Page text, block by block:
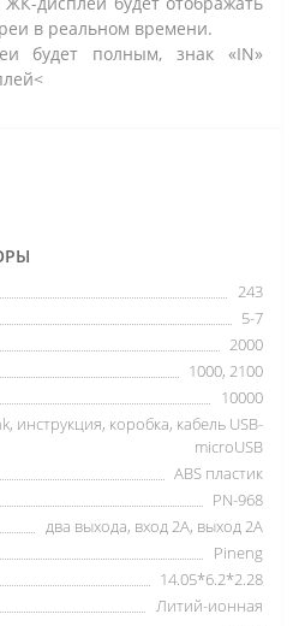
в реальном времени.
будет полным, знак «IN»
243
5-7
2000
1000, 2100
10000
инструкция, коробка, кабель USB-
microUSB
ABS пластик
PN-968
два выхода, вход 2А, выход 2А
Pineng
14.05*6.2*2.28
Литий-ионная